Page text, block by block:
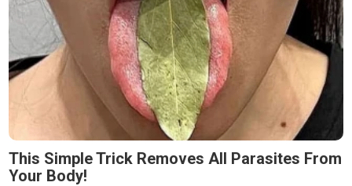
This Simple Trick Removes All Parasites From
Your Body!